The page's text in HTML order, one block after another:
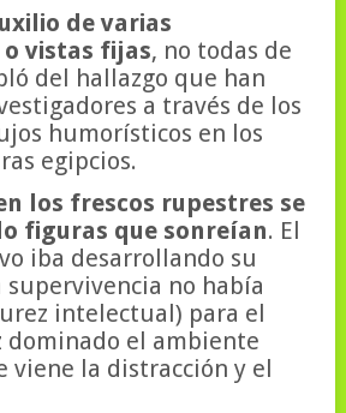
de varias
vistas fijas, no todas de
del hallazgo que han
a través de los
humorísticos en los
egipcios.
los frescos rupestres se
figuras que sonreían. El
iba desarrollando su
supervivencia no había
intelectual) para el
dominado el ambiente
viene la distracción y el